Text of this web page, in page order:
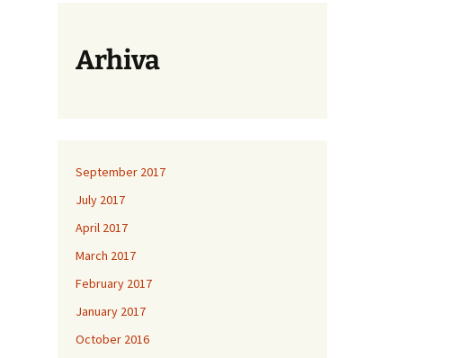
Arhiva
September 2017
July 2017
April 2017
March 2017
February 2017
January 2017
October 2016